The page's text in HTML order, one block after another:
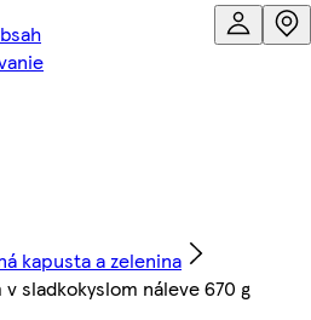
kapusta a zelenina
sladkokyslom náleve 670 g